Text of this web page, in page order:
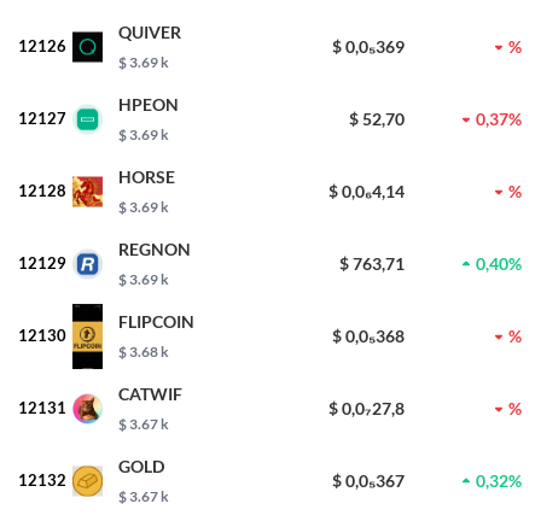
12126
QUIVER
$ 3.69 k
$ 0,0₅369 %
12127
HPEON
$ 3.69 k
$ 52,70 0,37%
12128
HORSE
$ 3.69 k
$ 0,0₆4,14 %
12129
REGNON
$ 3.69 k
$ 763,71 0,40%
12130
FLIPCOIN
$ 3.68 k
$ 0,0₅368 %
12131
CATWIF
$ 3.67 k
$ 0,0₇27,8 %
12132
GOLD
$ 3.67 k
$ 0,0₅367 0,32%